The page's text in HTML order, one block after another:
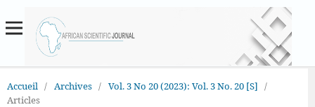
Accueil / Archives / Vol. 3 No 20 (2023): Vol. 3 No. 20 [S] /
Articles